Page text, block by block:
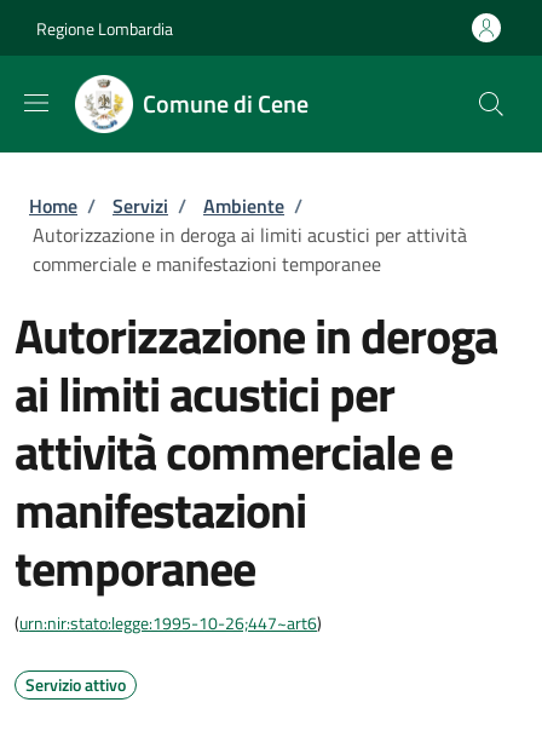
Regione Lombardia
Comune di Cene
Briciole di pane
Home / Servizi / Ambiente /
Autorizzazione in deroga ai limiti acustici per attività
commerciale e manifestazioni temporanee
Autorizzazione in deroga
ai limiti acustici per
attività commerciale e
manifestazioni
temporanee
(urn:nir:stato:legge:1995-10-26;447~art6)
Servizio attivo